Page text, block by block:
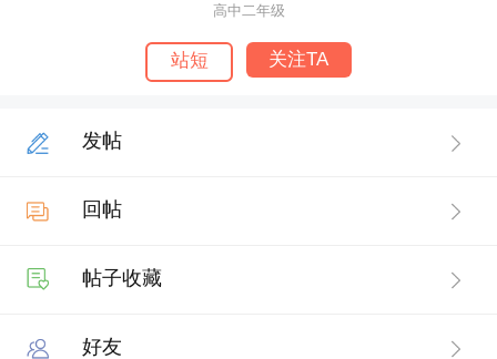
高中二年级
站短 关注TA
发帖
回帖
帖子收藏
好友